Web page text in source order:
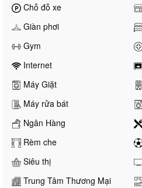
Chỗ đỗ xe
Giàn phơi
Gym
Internet
Máy Giặt
Máy rửa bát
Ngân Hàng
Rèm che
Siêu thị
Trung Tâm Thương Mại